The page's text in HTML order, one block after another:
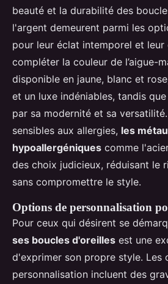
beauté et la durabilité des
l'argent demeurent parmi les
pour leur éclat intemporel et leur
compléter la couleur de l’aigue-
disponible en jaune, blanc et
et un luxe indéniables, tandis
par sa modernité et sa
sensibles aux allergies, les
hypoallergéniques comme
des choix judicieux, réduisant le
sans compromettre le style.
Options de personnalisation
Pour ceux qui désirent se
ses boucles d'oreilles est une
d'exprimer son propre style. Les
personnalisation incluent des